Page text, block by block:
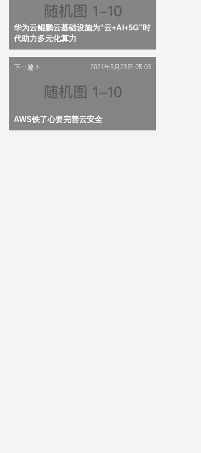
华为云鲲鹏云基础设施为“云+AI+5G”时
代助力多元化算力
下一篇
AWS铁了心要完善云安全
2021年5月23日 05:03